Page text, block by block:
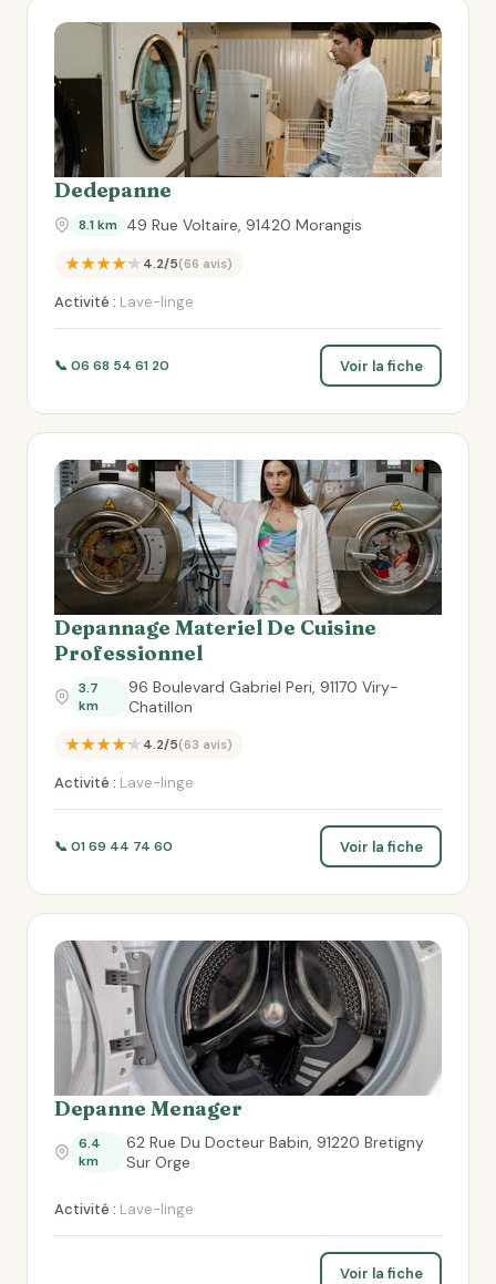
Dedepanne
8.1 km 49 Rue Voltaire, 91420 Morangis
★★★★★4.2/5(66 avis)
Activité : Lave-linge
📞 06 68 54 61 20 Voir la fiche
Depannage Materiel De Cuisine
Professionnel
3.7
km
96 Boulevard Gabriel Peri, 91170 Viry-
Chatillon
★★★★★4.2/5(63 avis)
Activité : Lave-linge
📞 01 69 44 74 60 Voir la fiche
Depanne Menager
6.4
km
62 Rue Du Docteur Babin, 91220 Bretigny
Sur Orge
Activité : Lave-linge
Voir la fiche